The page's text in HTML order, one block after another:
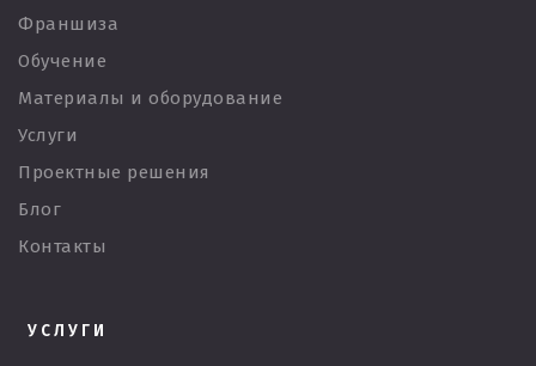
Франшиза
Обучение
Материалы и оборудование
Услуги
Проектные решения
Блог
Контакты
УСЛУГИ